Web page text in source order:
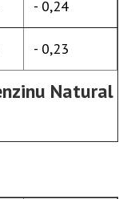
Natural
- 0,24
- 0,23